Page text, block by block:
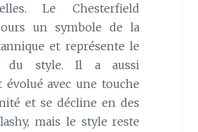
Le Chesterfield
un symbole de la
et représente le
du style. Il a aussi
évolué avec une touche
et se décline en des
mais le style reste